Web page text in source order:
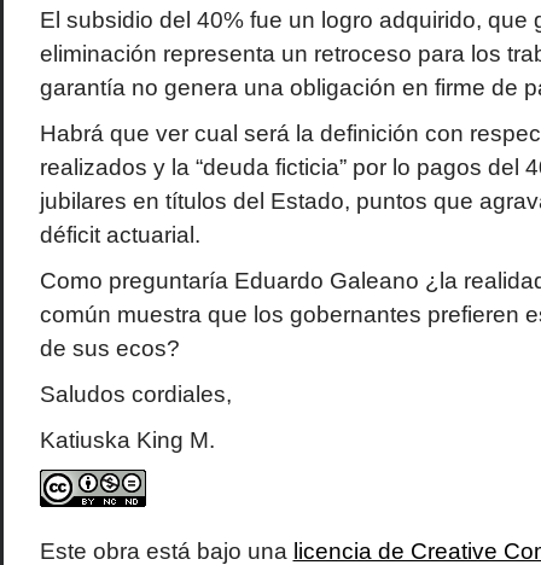
El subsidio del 40% fue un logro adquirido, que
eliminación representa un retroceso para los
garantía no genera una obligación en firme de
Habrá que ver cual será la definición con
realizados y la “deuda ficticia” por lo pagos del
jubilares en títulos del Estado, puntos que
déficit actuarial.
Como preguntaría Eduardo Galeano ¿la
común muestra que los gobernantes prefieren
de sus ecos?
Saludos cordiales,
Katiuska King M.
Este obra está bajo una licencia de Creative